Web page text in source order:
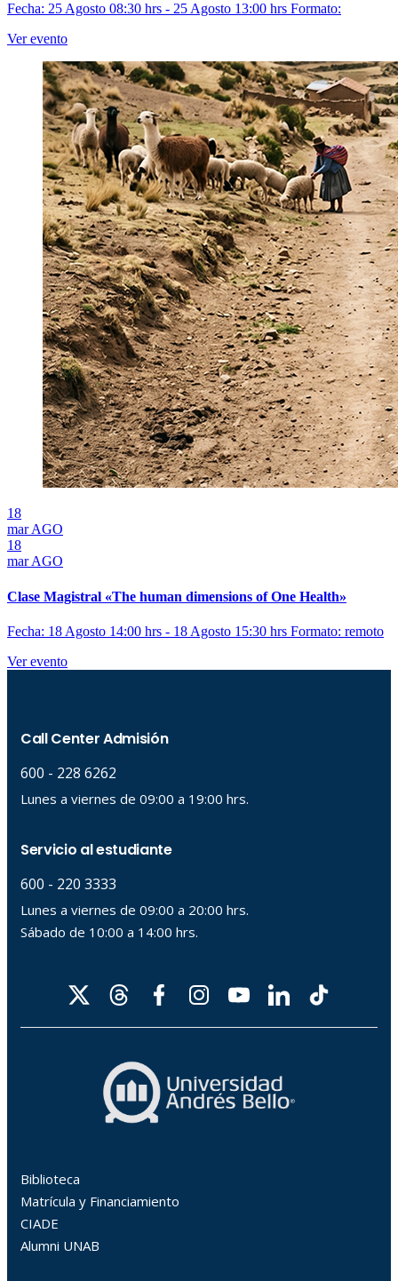
Fecha: 25 Agosto 08:30 hrs - 25 Agosto 13:00 hrs Formato:
Ver evento
18
mar AGO
18
mar AGO
Clase Magistral «The human dimensions of One Health»
Fecha: 18 Agosto 14:00 hrs - 18 Agosto 15:30 hrs Formato: remoto
Ver evento